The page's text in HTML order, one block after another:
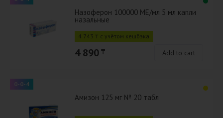
Назоферон 100000 МЕ/мл 5 мл капли
назальные
4 743 ₸ с учётом кешбэка
4 890 ₸ Add to cart
0-0-4
Амизон 125 мг № 20 табл